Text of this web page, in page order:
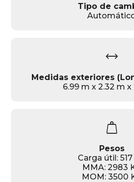
Tipo de
width
Medidas exteriores
6.99 m x 2.32 m x
weight
Pesos
Carga útil:
MMA: 2983
MOM: 3500